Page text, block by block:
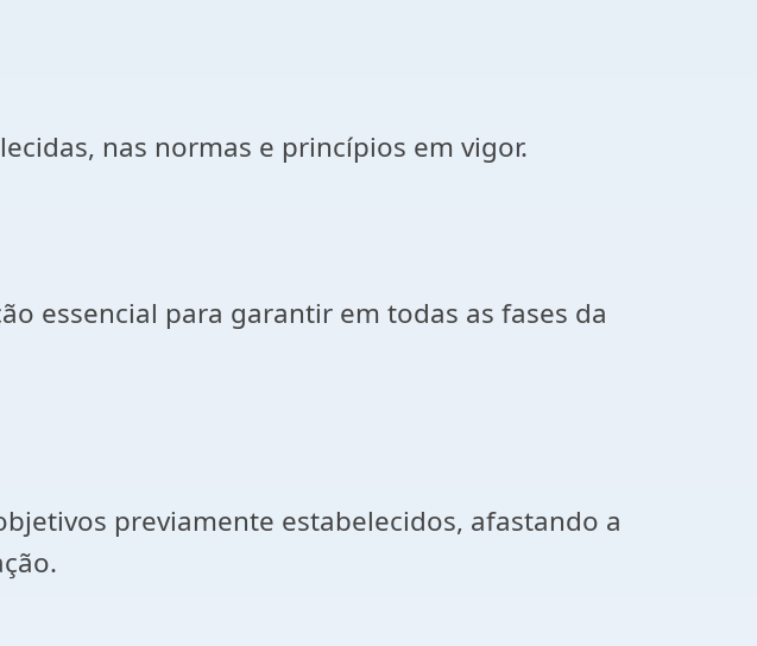
nas normas e princípios em vigor.
essencial para garantir em todas as fases da
previamente estabelecidos, afastando a